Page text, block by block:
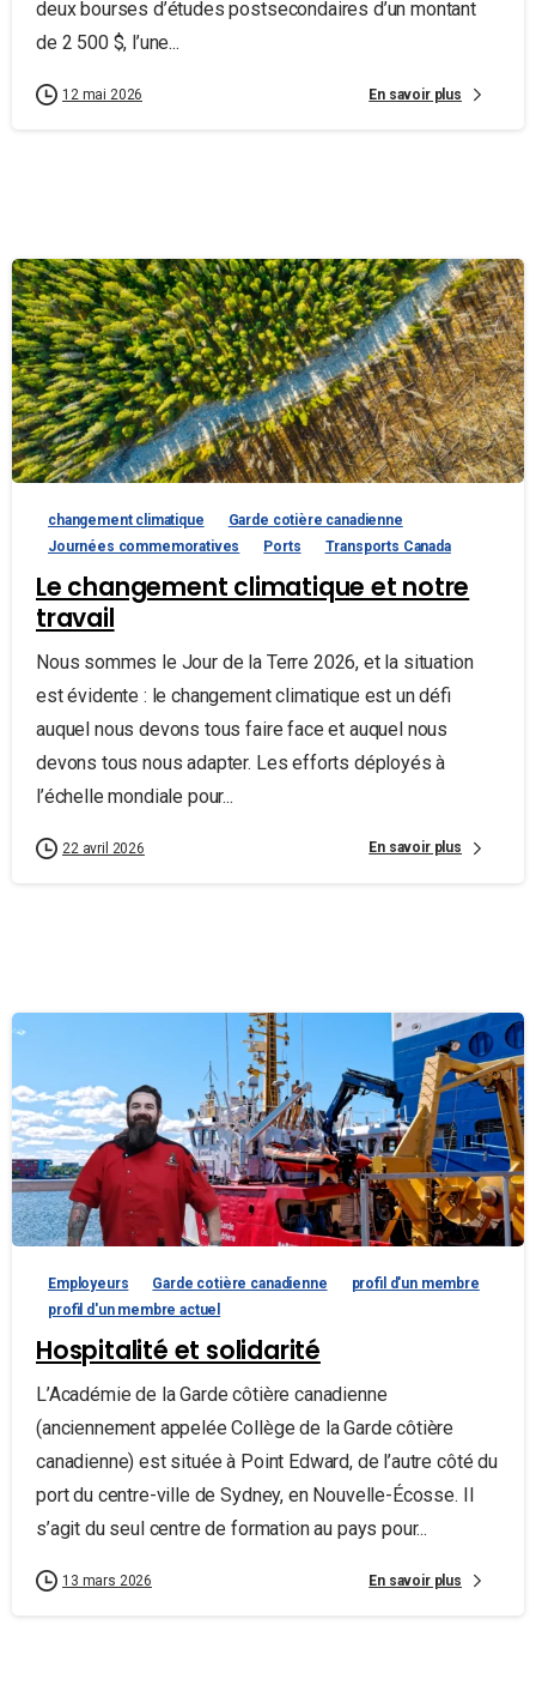
deux bourses d’études postsecondaires d’un montant
de 2 500 $, l’une...
12 mai 2026 En savoir plus
changement climatique
Garde cotière canadienne
Journées commemoratives
Ports Transports Canada
Le changement climatique et notre
travail
Nous sommes le Jour de la Terre 2026, et la situation
est évidente : le changement climatique est un défi
auquel nous devons tous faire face et auquel nous
devons tous nous adapter. Les efforts déployés à
l’échelle mondiale pour...
22 avril 2026 En savoir plus
Employeurs Garde cotière canadienne
profil d'un membre
profil d'un membre actuel
Hospitalité et solidarité
L’Académie de la Garde côtière canadienne
(anciennement appelée Collège de la Garde côtière
canadienne) est située à Point Edward, de l’autre côté du
port du centre-ville de Sydney, en Nouvelle-Écosse. Il
s’agit du seul centre de formation au pays pour...
13 mars 2026 En savoir plus